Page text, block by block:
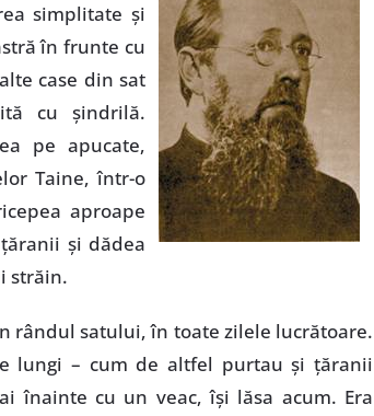
simplitate şi
în frunte cu
case din sat
cu şindrilă.
pe apucate,
Taine, într-o
aproape
şi dădea
străin.
rândul satului, în toate zilele lucrătoare.
lungi – cum de altfel purtau şi ţăranii
înainte cu un veac, îşi lăsa acum. Era